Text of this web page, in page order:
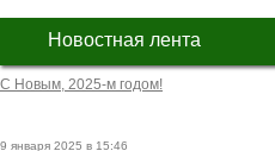
Новостная лента
С Новым, 2025-м годом!
9 января 2025 в 15:46